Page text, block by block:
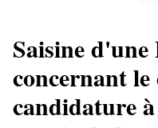
Saisine d'une
concernant le
candidature